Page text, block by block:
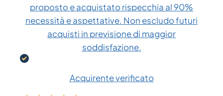
proposto e acquistato rispecchia al 90%
necessità e aspettative. Non escludo futuri
acquisti in previsione di maggior
soddisfazione.
Acquirente verificato